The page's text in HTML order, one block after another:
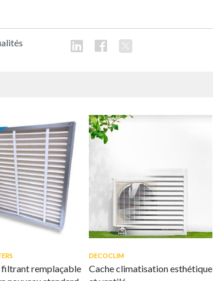
filtrant remplaçable
DECOCLIM
Cache climatisation esthétique